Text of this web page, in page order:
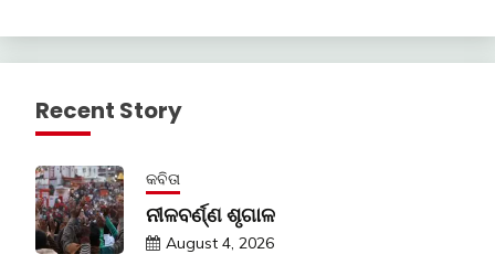
Recent Story
କବିତା
ନୀଳବର୍ଣ୍ଣ ଶୃଗାଳ
August 4, 2026